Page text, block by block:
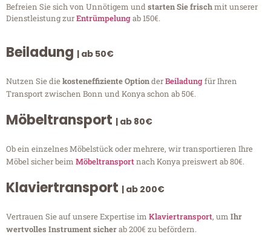
Befreien Sie sich von Unnötigem undstarten Sie frischmit unserer
Dienstleistung zurEntrümpelungab 150€.
Beiladung | ab 50€
Nutzen Sie diekosteneffiziente OptionderBeiladungfür Ihren
Transport zwischen Bonn und Konya schon ab 50€.
Möbeltransport | ab 80€
Ob ein einzelnes Möbelstück oder mehrere, wir transportieren Ihre
Möbel sicher beim Möbeltransportnach Konya preiswert ab 80€.
Klaviertransport | ab 200€
Vertrauen Sie auf unsere Expertise im Klaviertransport, um Ihr
wertvolles Instrument sicherab 200€ zu befördern.